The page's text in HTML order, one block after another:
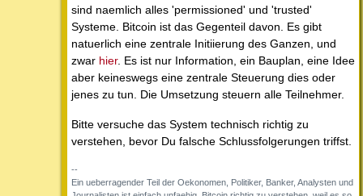
sind naemlich alles 'permissioned' und 'trusted'
Systeme. Bitcoin ist das Gegenteil davon. Es gibt
natuerlich eine zentrale Initiierung des Ganzen, und
zwar hier. Es ist nur Information, ein Bauplan, eine Idee
aber keineswegs eine zentrale Steuerung dies oder
jenes zu tun. Die Umsetzung steuern alle Teilnehmer.
Bitte versuche das System technisch richtig zu
verstehen, bevor Du falsche Schlussfolgerungen triffst.
--
Ein ueberragender Teil der Oekonomen, Politiker, Banker, Analysten und